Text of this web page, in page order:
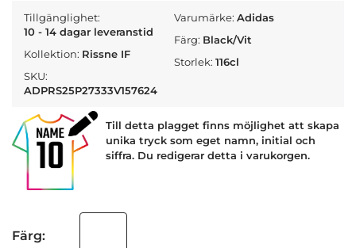
Tillgänglighet:
10 - 14 dagar leveranstid
Kollektion: Rissne IF
SKU:
ADPRS25P27333V157624
Varumärke:Adidas
Färg: Black/Vit
Storlek:116cl
Till detta plagget finns möjlighet att skapa
unika tryck som eget namn, initial och
siffra. Du redigerar detta i varukorgen.
Färg: